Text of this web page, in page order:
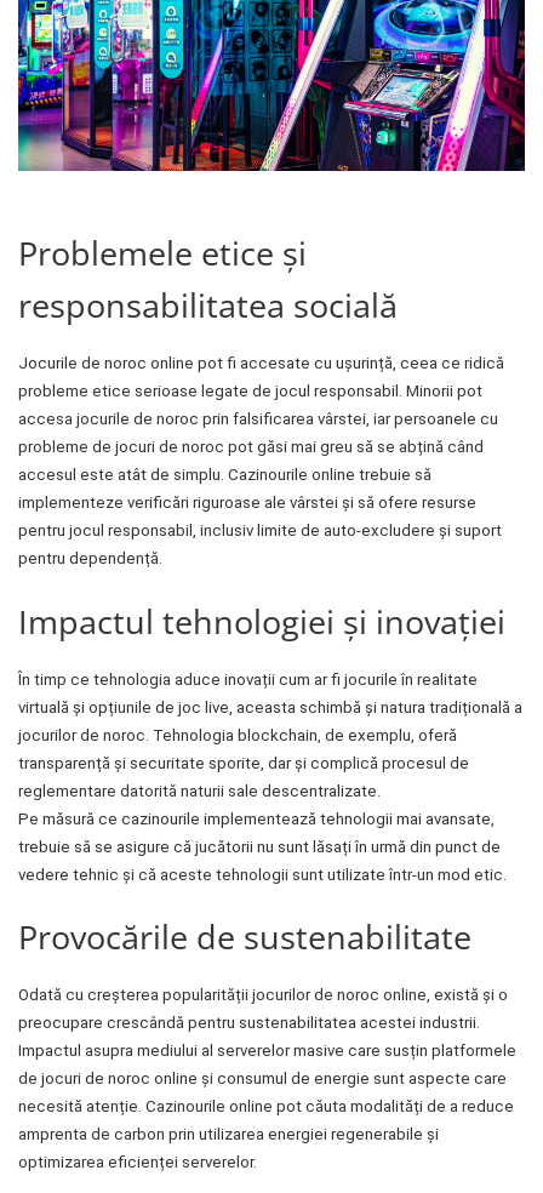
Problemele etice și
responsabilitatea socială
Jocurile de noroc online pot fi accesate cu ușurință, ceea ce ridică
probleme etice serioase legate de jocul responsabil. Minorii pot
accesa jocurile de noroc prin falsificarea vârstei, iar persoanele cu
probleme de jocuri de noroc pot găsi mai greu să se abțină când
accesul este atât de simplu. Cazinourile online trebuie să
implementeze verificări riguroase ale vârstei și să ofere resurse
pentru jocul responsabil, inclusiv limite de auto-excludere și suport
pentru dependență.
Impactul tehnologiei și inovației
În timp ce tehnologia aduce inovații cum ar fi jocurile în realitate
virtuală și opțiunile de joc live, aceasta schimbă și natura tradițională a
jocurilor de noroc. Tehnologia blockchain, de exemplu, oferă
transparență și securitate sporite, dar și complică procesul de
reglementare datorită naturii sale descentralizate.
Pe măsură ce cazinourile implementează tehnologii mai avansate,
trebuie să se asigure că jucătorii nu sunt lăsați în urmă din punct de
vedere tehnic și că aceste tehnologii sunt utilizate într-un mod etic.
Provocările de sustenabilitate
Odată cu creșterea popularității jocurilor de noroc online, există și o
preocupare crescândă pentru sustenabilitatea acestei industrii.
Impactul asupra mediului al serverelor masive care susțin platformele
de jocuri de noroc online și consumul de energie sunt aspecte care
necesită atenție. Cazinourile online pot căuta modalități de a reduce
amprenta de carbon prin utilizarea energiei regenerabile și
optimizarea eficienței serverelor.